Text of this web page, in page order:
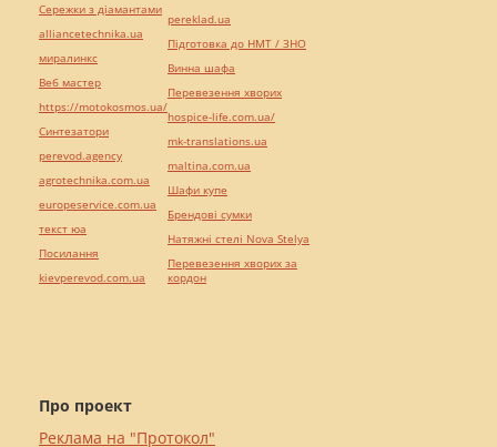
Про проект
Реклама на "Протокол"
Сережки з діамантами
alliancetechnika.ua
миралинкс
Веб мастер
https://motokosmos.ua/
Синтезатори
perevod.agency
agrotechnika.com.ua
europeservice.com.ua
текст юа
Посилання
kievperevod.com.ua
pereklad.ua
Підготовка до НМТ / ЗНО
Винна шафа
Перевезення хворих
hospice-life.com.ua/
mk-translations.ua
maltina.com.ua
Шафи купе
Брендові сумки
Натяжні стелі Nova Stelya
Перевезення хворих за
кордон